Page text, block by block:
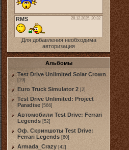
Для добавления необходима
авторизация
Альбомы
Test Drive Unlimited Solar Crown
[19]
Euro Truck Simulator 2 [2]
Test Drive Unlimited: Project
Paradise [566]
Автомобили Test Drive: Ferrari
Legends [52]
Оф. Скриншоты Test Drive:
Ferrari Legends [60]
Armada_Crazy [42]